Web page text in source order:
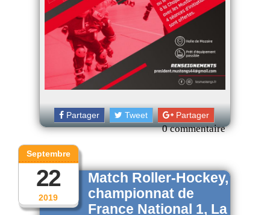
Partager Tweet Partager
0 commentaire
2019
Septembre
22
Match Roller-Hockey,
championnat de
France National 1, La